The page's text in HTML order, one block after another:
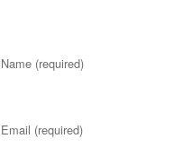
Name (required)
Email (required)